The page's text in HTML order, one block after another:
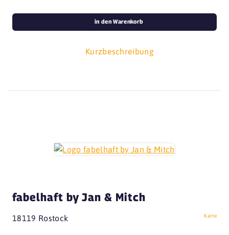
Kurzbeschreibung
in den Warenkorb
fabelhaft by Jan & Mitch
18119 Rostock Karte